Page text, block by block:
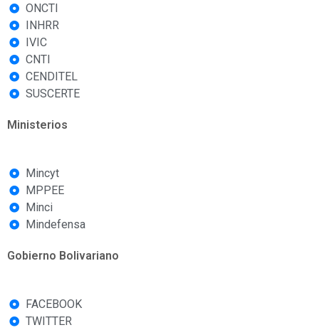
ONCTI
INHRR
IVIC
CNTI
CENDITEL
SUSCERTE
Ministerios
Mincyt
MPPEE
Minci
Mindefensa
Gobierno Bolivariano
FACEBOOK
TWITTER